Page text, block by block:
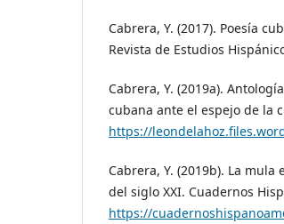
Cabrera, Y. (2017). Poesía
Revista de Estudios
Cabrera, Y. (2019a).
cubana ante el espejo de la
https://
Cabrera, Y. (2019b). La
del siglo XXI. Cuadernos
https://